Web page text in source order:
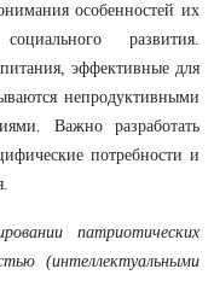
особенностей их
развития.
эффективные для
непродуктивными
Важно разработать
потребности и
патриотических
(интеллектуальными